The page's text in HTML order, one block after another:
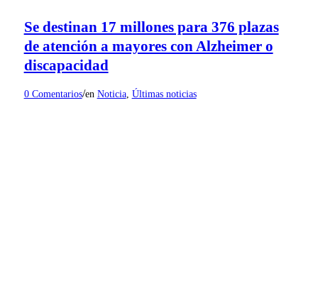
Se destinan 17 millones para 376 plazas
de atención a mayores con Alzheimer o
discapacidad
0 Comentarios/en Noticia, Últimas noticias